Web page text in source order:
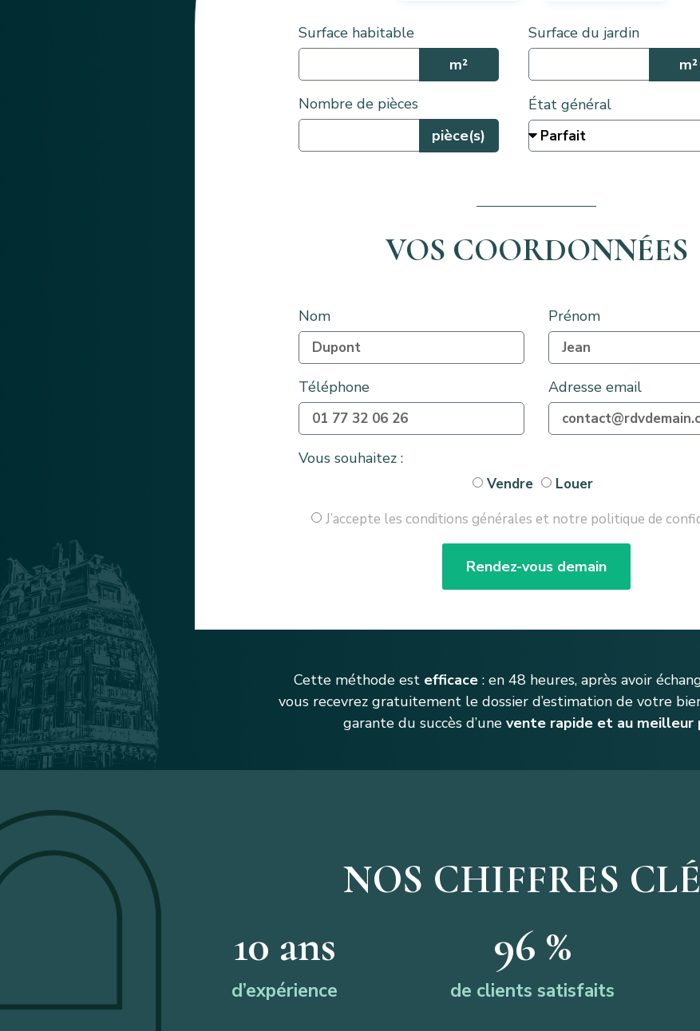
Surface habitable
m²
Surface du jardin
m²
Nombre de pièces
pièce(s)
État général
VOS COORDONNÉES
Nom Prénom
Téléphone Adresse email
Vous souhaitez :
Vendre
Louer
J’accepte les conditions générales et notre politique de
Rendez-vous demain
Cette méthode est efficace: en 48 heures, après avoir
vous recevrez gratuitement le dossier d’estimation de votre
garante du succès d’une vente rapide et au meilleur
NOS CHIFFRES
10 ans
d’expérience
96 %
de clients satisfaits